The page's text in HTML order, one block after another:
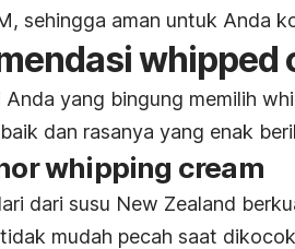
sehingga aman untuk Anda
whipped
Anda yang bingung memilih
dan rasanya yang enak
whipping cream
dari susu New Zealand
mudah pecah saat